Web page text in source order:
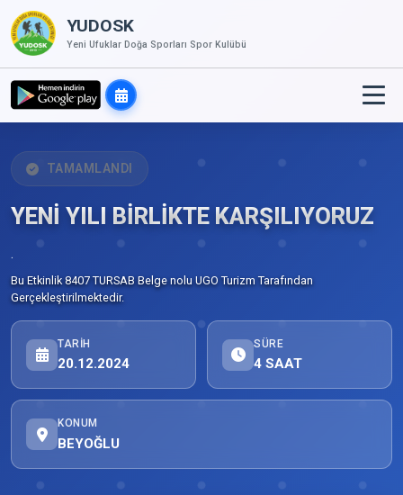
YUDOSK
Yeni Ufuklar Doğa Sporları Spor Kulübü
TAMAMLANDI
YENİ YILI BİRLİKTE KARŞILIYORUZ
.
Bu Etkinlik 8407 TURSAB Belge nolu UGO Turizm Tarafından
Gerçekleştirilmektedir.
TARIH
20.12.2024
SÜRE
4 SAAT
KONUM
BEYOĞLU